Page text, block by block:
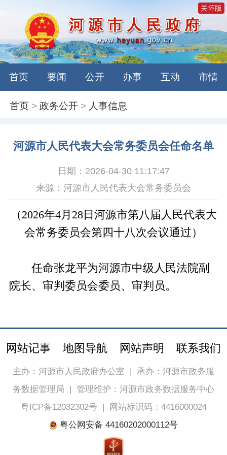
关怀版
首页 要闻 公开 办事 互动 市情
首页 >政务公开 > 人事信息
河源市人民代表大会常务委员会任命名单
日期：2026-04-30 11:17:47
来源：河源市人民代表大会常务委员会
（2026年4月28日河源市第八届人民代表大
会常务委员会第四十八次会议通过）
任命张龙平为河源市中级人民法院副
院长、审判委员会委员、审判员。
网站记事 地图导航 网站声明 联系我们
主办：河源市人民政府办公室 | 承办：河源市政务服
务数据管理局 | 管理维护：河源市政务数据服务中心
粤ICP备12032302号|
网站标识码：4416000024
粤公网安备 44160202000112号